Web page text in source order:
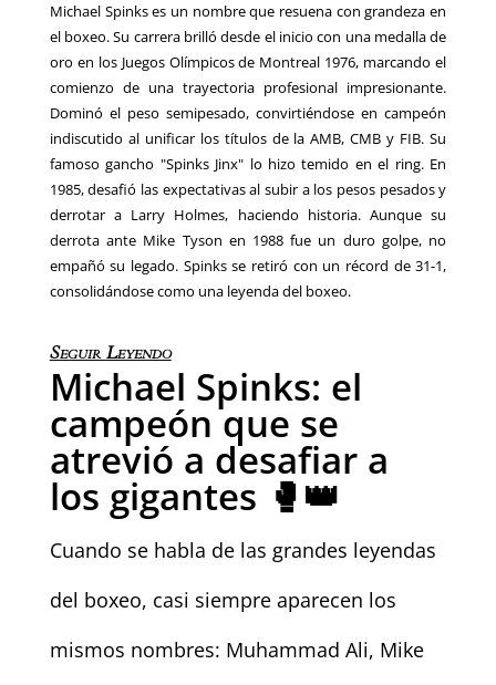
Michael Spinks es un nombre que resuena con grandeza en
el boxeo. Su carrera brilló desde el inicio con una medalla de
oro en los Juegos Olímpicos de Montreal 1976, marcando el
comienzo de una trayectoria profesional impresionante.
Dominó el peso semipesado, convirtiéndose en campeón
indiscutido al unificar los títulos de la AMB, CMB y FIB. Su
famoso gancho "Spinks Jinx" lo hizo temido en el ring. En
1985, desafió las expectativas al subir a los pesos pesados y
derrotar a Larry Holmes, haciendo historia. Aunque su
derrota ante Mike Tyson en 1988 fue un duro golpe, no
empañó su legado. Spinks se retiró con un récord de 31-1,
consolidándose como una leyenda del boxeo.
Seguir Leyendo
Michael Spinks: el
campeón que se
atrevió a desafiar a
los gigantes 🥊👑
Cuando se habla de las grandes leyendas
del boxeo, casi siempre aparecen los
mismos nombres: Muhammad Ali, Mike